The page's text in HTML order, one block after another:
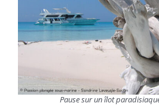
Pause sur un îlot